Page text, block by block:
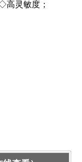
高灵敏度；